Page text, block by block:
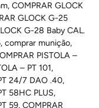
,COMPRAR GLOCK
GLOCK G-25
G-28 Baby CAL.
,comprar munição,
PISTOLA –
– PT 101,
24/7 DAO .40,
58HC PLUS,
59,COMPRAR